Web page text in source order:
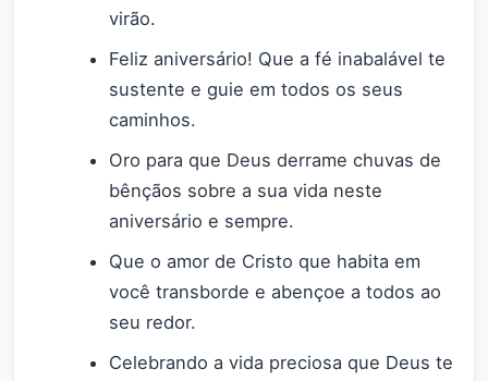
virão.
Feliz aniversário! Que a fé inabalável te
sustente e guie em todos os seus
caminhos.
Oro para que Deus derrame chuvas de
bênçãos sobre a sua vida neste
aniversário e sempre.
Que o amor de Cristo que habita em
você transborde e abençoe a todos ao
seu redor.
Celebrando a vida preciosa que Deus te